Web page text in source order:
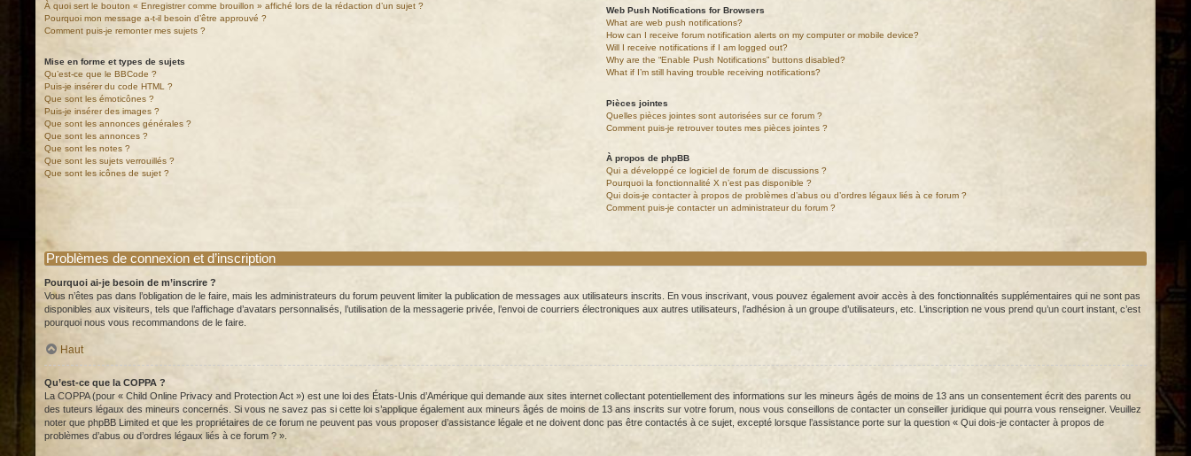
À quoi sert le bouton « Enregistrer comme brouillon » affiché lors de la rédaction d’un sujet ?
Pourquoi mon message a-t-il besoin d’être approuvé ?
Comment puis-je remonter mes sujets ?
Mise en forme et types de sujets
Qu’est-ce que le BBCode ?
Puis-je insérer du code HTML ?
Que sont les émoticônes ?
Puis-je insérer des images ?
Que sont les annonces générales ?
Que sont les annonces ?
Que sont les notes ?
Que sont les sujets verrouillés ?
Que sont les icônes de sujet ?
Web Push Notifications for Browsers
What are web push notifications?
How can I receive forum notification alerts on my computer or mobile device?
Will I receive notifications if I am logged out?
Why are the “Enable Push Notifications” buttons disabled?
What if I’m still having trouble receiving notifications?
Pièces jointes
Quelles pièces jointes sont autorisées sur ce forum ?
Comment puis-je retrouver toutes mes pièces jointes ?
À propos de phpBB
Qui a développé ce logiciel de forum de discussions ?
Pourquoi la fonctionnalité X n’est pas disponible ?
Qui dois-je contacter à propos de problèmes d’abus ou d’ordres légaux liés à ce forum ?
Comment puis-je contacter un administrateur du forum ?
Problèmes de connexion et d’inscription
Pourquoi ai-je besoin de m’inscrire ?
Vous n’êtes pas dans l’obligation de le faire, mais les administrateurs du forum peuvent limiter la publication de messages aux utilisateurs inscrits. En vous inscrivant, vous pouvez également avoir accès à des fonctionnalités supplémentaires qui ne sont pas
disponibles aux visiteurs, tels que l’affichage d’avatars personnalisés, l’utilisation de la messagerie privée, l’envoi de courriers électroniques aux autres utilisateurs, l’adhésion à un groupe d’utilisateurs, etc. L’inscription ne vous prend qu’un court instant, c’est
pourquoi nous vous recommandons de le faire.
Haut
Qu’est-ce que la COPPA ?
La COPPA (pour « Child Online Privacy and Protection Act ») est une loi des États-Unis d’Amérique qui demande aux sites internet collectant potentiellement des informations sur les mineurs âgés de moins de 13 ans un consentement écrit des parents ou
des tuteurs légaux des mineurs concernés. Si vous ne savez pas si cette loi s’applique également aux mineurs âgés de moins de 13 ans inscrits sur votre forum, nous vous conseillons de contacter un conseiller juridique qui pourra vous renseigner. Veuillez
noter que phpBB Limited et que les propriétaires de ce forum ne peuvent pas vous proposer d’assistance légale et ne doivent donc pas être contactés à ce sujet, excepté lorsque l’assistance porte sur la question « Qui dois-je contacter à propos de
problèmes d’abus ou d’ordres légaux liés à ce forum ? ».